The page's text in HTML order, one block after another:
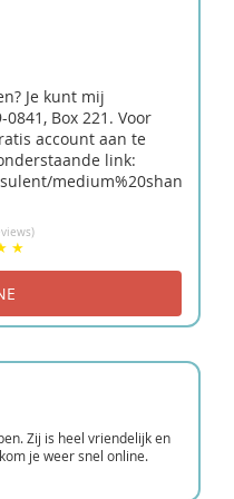
Je kunt mij
Box 221. Voor
account aan te
link:
medium%20shan
Zij is heel vriendelijk en
je weer snel online.